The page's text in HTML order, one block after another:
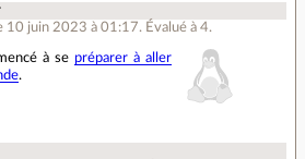
10 juin 2023 à 01:17. Évalué à 4.
à se préparer à aller
.